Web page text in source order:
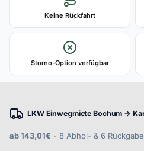
Keine Rückfahrt
Storno-Option verfügbar
LKW Einwegmiete Bochum →
ab 143,01€ - 8 Abhol- & 6